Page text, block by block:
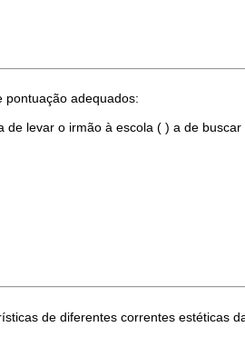
pontuação adequados:
levar o irmão à escola ( ) a de
de diferentes correntes estéticas